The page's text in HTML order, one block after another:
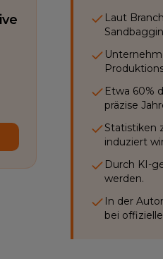
Laut
Etwa 60%
präzise
Statistiken
induziert
Durch KI-
werden.
In der
bei